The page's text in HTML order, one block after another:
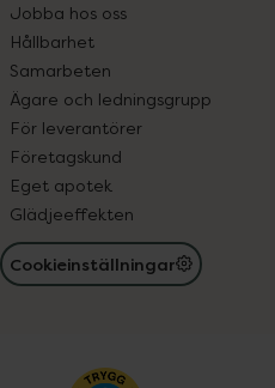
Jobba hos oss
Hållbarhet
Samarbeten
Ägare och ledningsgrupp
För leverantörer
Företagskund
Eget apotek
Glädjeeffekten
Cookieinställningar